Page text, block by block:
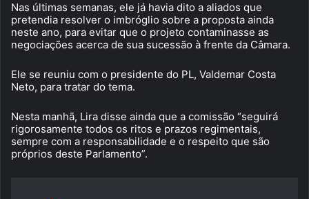
Nas últimas semanas, ele já havia dito a aliados que
pretendia resolver o imbróglio sobre a proposta ainda
neste ano, para evitar que o projeto contaminasse as
negociações acerca de sua sucessão à frente da Câmara.
Ele se reuniu com o presidente do PL, Valdemar Costa
Neto, para tratar do tema.
Nesta manhã, Lira disse ainda que a comissão “seguirá
rigorosamente todos os ritos e prazos regimentais,
sempre com a responsabilidade e o respeito que são
próprios deste Parlamento”.